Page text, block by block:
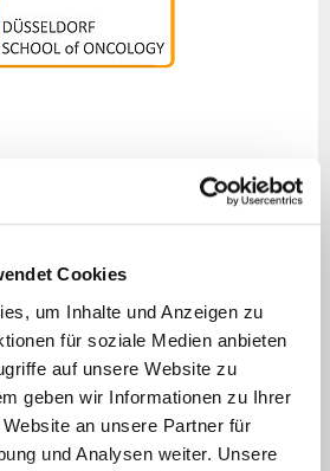
Cookies
um Inhalte und Anzeigen zu
für soziale Medien anbieten
auf unsere Website zu
geben wir Informationen zu Ihrer
an unsere Partner für
und Analysen weiter. Unsere
Ausbildung
of Oncology (DSO) ist ein
des Centrum
(CIO) Düsseldorf für